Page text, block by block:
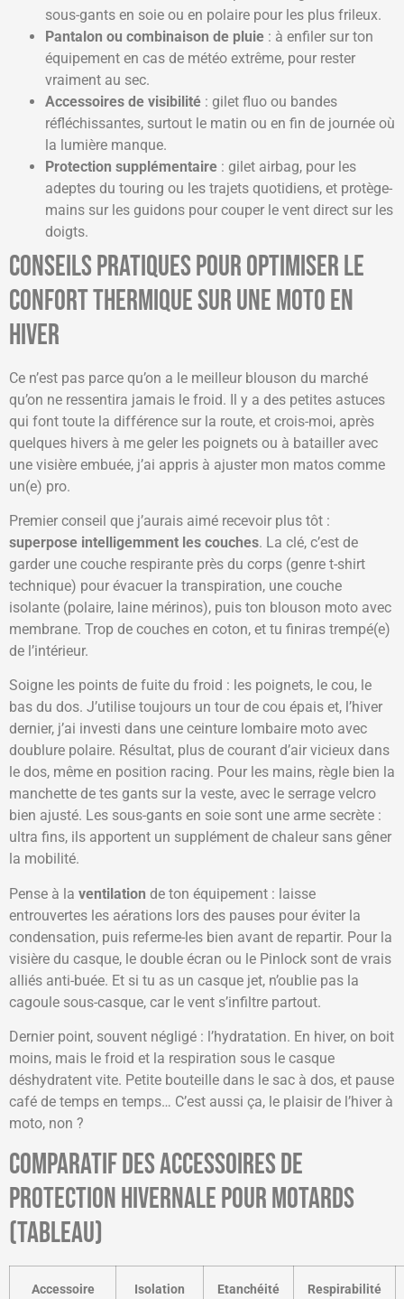
sous-gants en soie ou en polaire pour les plus frileux.
Pantalon ou combinaison de pluie : à enfiler sur ton
équipement en cas de météo extrême, pour rester
vraiment au sec.
Accessoires de visibilité : gilet fluo ou bandes
réfléchissantes, surtout le matin ou en fin de journée où
la lumière manque.
Protection supplémentaire : gilet airbag, pour les
adeptes du touring ou les trajets quotidiens, et protège-
mains sur les guidons pour couper le vent direct sur les
doigts.
Conseils pratiques pour optimiser le
confort thermique sur une moto en
hiver
Ce n’est pas parce qu’on a le meilleur blouson du marché
qu’on ne ressentira jamais le froid. Il y a des petites astuces
qui font toute la différence sur la route, et crois-moi, après
quelques hivers à me geler les poignets ou à batailler avec
une visière embuée, j’ai appris à ajuster mon matos comme
un(e) pro.
Premier conseil que j’aurais aimé recevoir plus tôt :
superpose intelligemment les couches. La clé, c’est de
garder une couche respirante près du corps (genre t-shirt
technique) pour évacuer la transpiration, une couche
isolante (polaire, laine mérinos), puis ton blouson moto avec
membrane. Trop de couches en coton, et tu finiras trempé(e)
de l’intérieur.
Soigne les points de fuite du froid : les poignets, le cou, le
bas du dos. J’utilise toujours un tour de cou épais et, l’hiver
dernier, j’ai investi dans une ceinture lombaire moto avec
doublure polaire. Résultat, plus de courant d’air vicieux dans
le dos, même en position racing. Pour les mains, règle bien la
manchette de tes gants sur la veste, avec le serrage velcro
bien ajusté. Les sous-gants en soie sont une arme secrète :
ultra fins, ils apportent un supplément de chaleur sans gêner
la mobilité.
Pense à la ventilation de ton équipement : laisse
entrouvertes les aérations lors des pauses pour éviter la
condensation, puis referme-les bien avant de repartir. Pour la
visière du casque, le double écran ou le Pinlock sont de vrais
alliés anti-buée. Et si tu as un casque jet, n’oublie pas la
cagoule sous-casque, car le vent s’infiltre partout.
Dernier point, souvent négligé : l’hydratation. En hiver, on boit
moins, mais le froid et la respiration sous le casque
déshydratent vite. Petite bouteille dans le sac à dos, et pause
café de temps en temps… C’est aussi ça, le plaisir de l’hiver à
moto, non ?
Comparatif des accessoires de
protection hivernale pour motards
(tableau)
Accessoire
Isolation
Etanchéité Respirabilité